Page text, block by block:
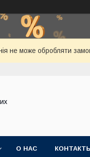
не може обробляти
О НАС